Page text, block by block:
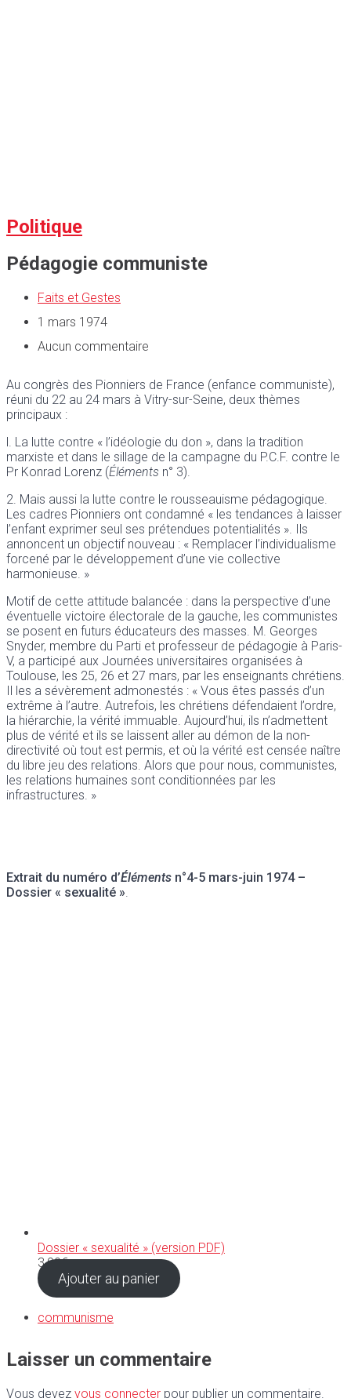
Politique
Pédagogie communiste
Faits et Gestes
1 mars 1974
Aucun commentaire
Au congrès des Pionniers de France (enfance communiste),
réuni du 22 au 24 mars à Vitry-sur-Seine, deux thèmes
principaux :
l. La lutte contre « l’idéologie du don », dans la tradition
marxiste et dans le sillage de la campagne du P.C.F. contre le
Pr Konrad Lorenz (Éléments n° 3).
2. Mais aussi la lutte contre le rousseauisme pédagogique.
Les cadres Pionniers ont condamné « les tendances à laisser
l’enfant exprimer seul ses prétendues potentialités ». Ils
annoncent un objectif nouveau : « Remplacer l’individualisme
forcené par le développement d’une vie collective
harmonieuse. »
Motif de cette attitude balancée : dans la perspective d’une
éventuelle victoire électorale de la gauche, les communistes
se posent en futurs éducateurs des masses. M. Georges
Snyder, membre du Parti et professeur de pédagogie à Paris-
V, a participé aux Journées universitaires organisées à
Toulouse, les 25, 26 et 27 mars, par les enseignants chrétiens.
Il les a sévèrement admonestés : « Vous êtes passés d’un
extrême à l’autre. Autrefois, les chrétiens défendaient l’ordre,
la hiérarchie, la vérité immuable. Aujourd’hui, ils n’admettent
plus de vérité et ils se laissent aller au démon de la non-
directivité où tout est permis, et où la vérité est censée naître
du libre jeu des relations. Alors que pour nous, communistes,
les relations humaines sont conditionnées par les
infrastructures. »
Extrait du numéro d’Éléments n°4-5 mars-juin 1974 –
Dossier « sexualité ».
Dossier « sexualité » (version PDF)
3,99€
Ajouter au panier
communisme
Laisser un commentaire
Vous devez vous connecter pour publier un commentaire.